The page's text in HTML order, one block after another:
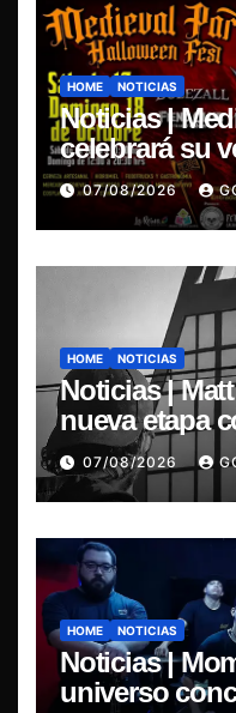
HOME NOTICIAS
Noticias |
celebrará su
Fest en
07/08/2026
HOME NOTICIAS
Noticias |
nueva etapa
primer
Resonancia
07/08/2026
HOME NOTICIAS
Noticias |
universo